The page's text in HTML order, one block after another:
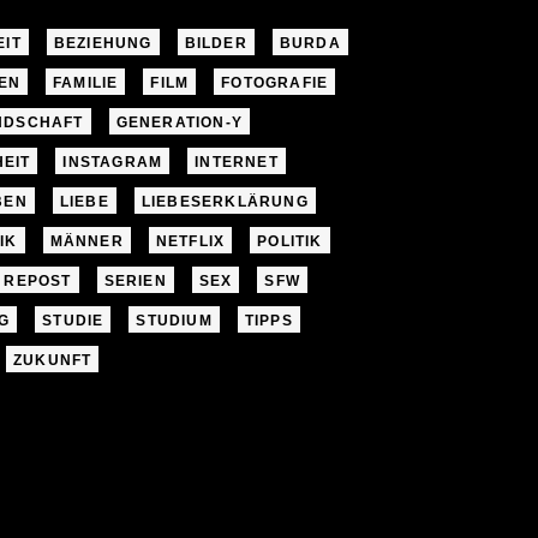
BEZIEHUNG BILDER BURDA
FAMILIE FILM FOTOGRAFIE
GENERATION-Y
INSTAGRAM INTERNET
LIEBE LIEBESERKLÄRUNG
MÄNNER NETFLIX POLITIK
REPOST SERIEN SEX SFW
STUDIE STUDIUM TIPPS
ZUKUNFT